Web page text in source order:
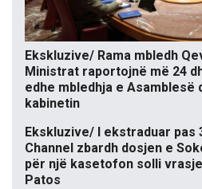
Ekskluzive/ Rama mbledh
Ministrat raportojnë më 24
edhe mbledhja e Asamblesë
kabinetin
Ekskluzive/ I ekstraduar pas
Channel zbardh dosjen e
për një kasetofon solli
Patos